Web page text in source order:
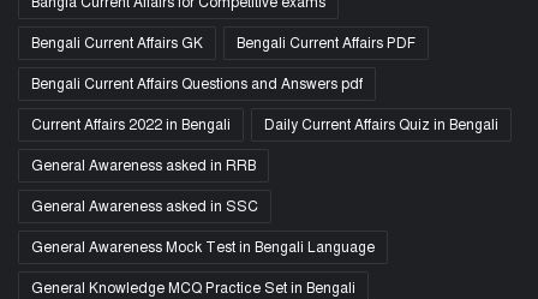
Bengali Current Affairs GK Bengali Current Affairs PDF
Bengali Current Affairs Questions and Answers pdf
Current Affairs 2022 in Bengali Daily Current Affairs Quiz in Bengali
General Awareness asked in RRB
General Awareness asked in SSC
General Awareness Mock Test in Bengali Language
General Knowledge MCQ Practice Set in Bengali